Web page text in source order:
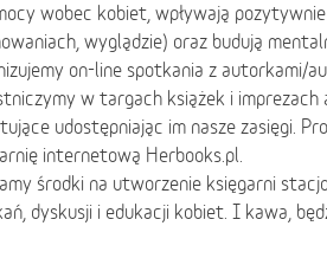
wobec kobiet, wpływają
wyglądzie) oraz budują
on-line spotkania z autorkami/
w targach książek i
udostępniając im nasze zasięgi.
internetową Herbooks.pl.
środki na utworzenie księgarni
dyskusji i edukacji kobiet. I kawa,